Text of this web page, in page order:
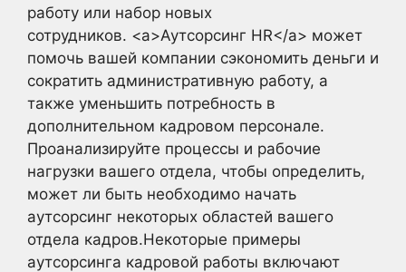
работу или набор новых
сотрудников. <a>Аутсорсинг HR</a> может
помочь вашей компании сэкономить деньги и
сократить административную работу, а
также уменьшить потребность в
дополнительном кадровом персонале.
Проанализируйте процессы и рабочие
нагрузки вашего отдела, чтобы определить,
может ли быть необходимо начать
аутсорсинг некоторых областей вашего
отдела кадров.Некоторые примеры
аутсорсинга кадровой работы включают